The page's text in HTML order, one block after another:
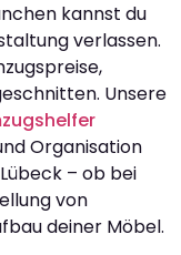
kannst du
verlassen.
Unsere
Organisation
– ob bei
von
deiner Möbel.